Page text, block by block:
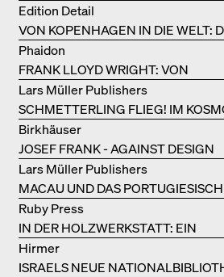
VON KOPENHAGEN IN DIE WELT:
BJARKE INGELS GROUP
Edition Detail
FRANK LLOYD WRIGHT: VON
FALLINGWATER BIS ZUM ROBBIE
HOUSE
Phaidon
SCHMETTERLING FLIEG! IM
VON EOOS
Lars Müller Publishers
JOSEF FRANK - AGAINST DESIGN
Birkhäuser
MACAU UND DAS
KOLONIALERBE IN CHINA
Lars Müller Publishers
IN DER HOLZWERKSTATT: EIN
HANDBUCH
Ruby Press
ISRAELS NEUE
Hirmer